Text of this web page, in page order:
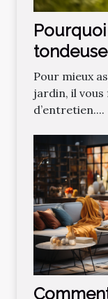
gazons ?
Pour mieux
jardin, il vous
d’entretien....